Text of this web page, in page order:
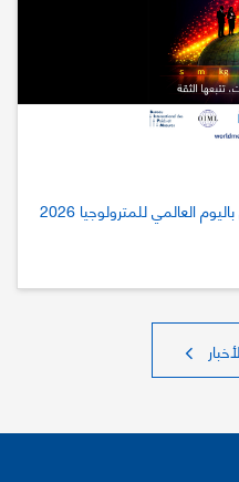
العالمي للمترولوجيا 2026